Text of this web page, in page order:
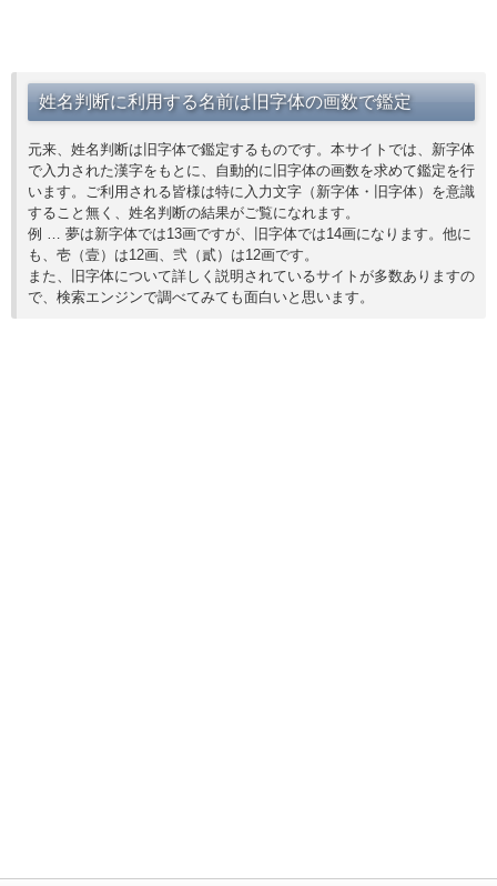
姓名判断に利用する名前は旧字体の画数で鑑定
元来、姓名判断は旧字体で鑑定するものです。本サイトでは、新字体
で入力された漢字をもとに、自動的に旧字体の画数を求めて鑑定を行
います。ご利用される皆様は特に入力文字（新字体・旧字体）を意識
すること無く、姓名判断の結果がご覧になれます。
例 … 夢は新字体では13画ですが、旧字体では14画になります。他に
も、壱（壹）は12画、弐（貳）は12画です。
また、旧字体について詳しく説明されているサイトが多数ありますの
で、検索エンジンで調べてみても面白いと思います。